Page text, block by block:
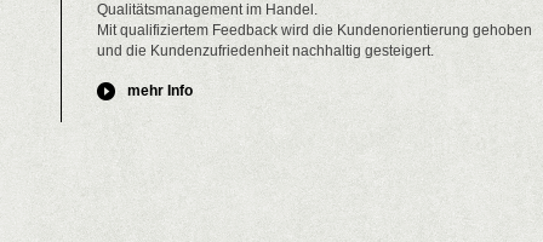
Qualitätsmanagement im Handel.
Mit qualifiziertem Feedback wird die Kundenorientierung gehoben
und die Kundenzufriedenheit nachhaltig gesteigert.
mehr Info